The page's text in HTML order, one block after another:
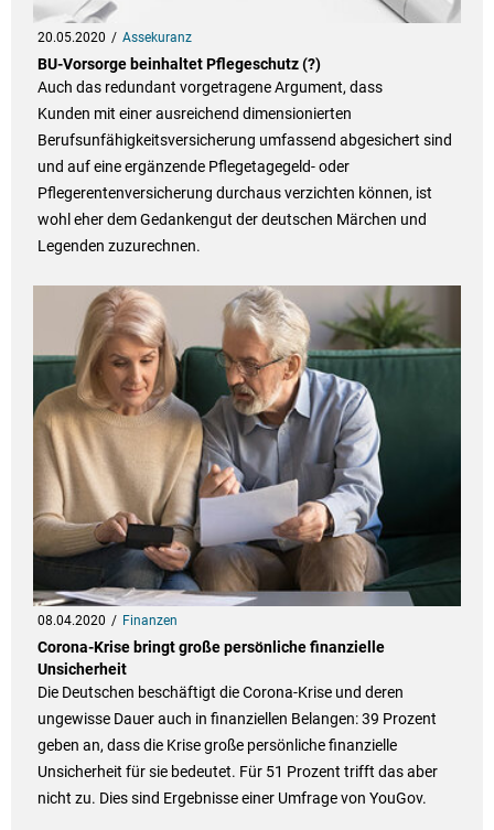
20.05.2020 Assekuranz
BU-Vorsorge beinhaltet Pflegeschutz (?)
Auch das redundant vorgetragene Argument, dass
Kunden mit einer ausreichend dimensionierten
Berufsunfähigkeitsversicherung umfassend abgesichert sind
und auf eine ergänzende Pflegetagegeld- oder
Pflegerentenversicherung durchaus verzichten können, ist
wohl eher dem Gedankengut der deutschen Märchen und
Legenden zuzurechnen.
08.04.2020 Finanzen
Corona-Krise bringt große persönliche finanzielle
Unsicherheit
Die Deutschen beschäftigt die Corona-Krise und deren
ungewisse Dauer auch in finanziellen Belangen: 39 Prozent
geben an, dass die Krise große persönliche finanzielle
Unsicherheit für sie bedeutet. Für 51 Prozent trifft das aber
nicht zu. Dies sind Ergebnisse einer Umfrage von YouGov.